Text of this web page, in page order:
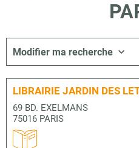
Modifier ma recherche
LIBRAIRIE JARDIN DES
69 BD. EXELMANS
75016 PARIS